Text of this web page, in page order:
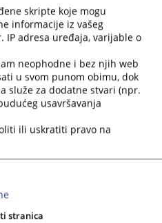
skripte koje mogu
informacije iz vašeg
IP adresa uređaja, varijable o
neophodne i bez njih web
u svom punom obimu, dok
služe za dodatne stvari (npr.
usavršavanja
ili uskratiti pravo na
stranica